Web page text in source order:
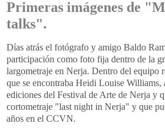
Primeras imágenes de
talks".
Días atrás el fotógrafo y amigo Baldo
participación como foto fija dentro de la
largometraje en Nerja. Dentro del equipo
que se encontraba Heidi Louise Williams,
ediciones del Festival de Arte de Nerja y
cortometraje "last night in Nerja" y que
años en el CCVN.